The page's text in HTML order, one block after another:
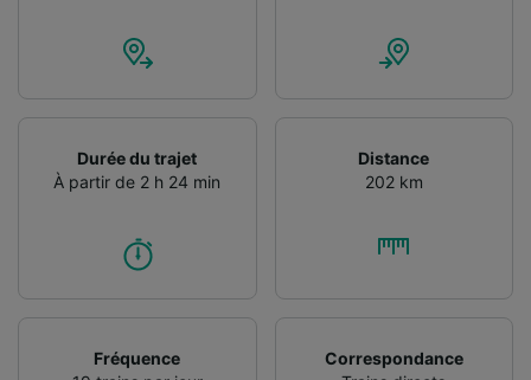
Durée du trajet
À partir de 2 h 24 min
Distance
202 km
Fréquence
Correspondance
précises. Analyser activement les
caractéristiques de l’appareil pour
l’identification. Stocker et/ou accéder à des
informations sur un appareil. Publicités et
performance des publicités et du contenu,
études d’audience et développement de
Liste de nos partenaires (fournisseurs)